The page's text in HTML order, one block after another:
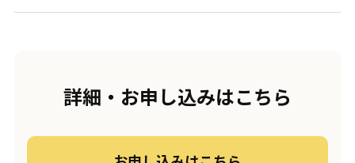
詳細・お申し込みはこちら